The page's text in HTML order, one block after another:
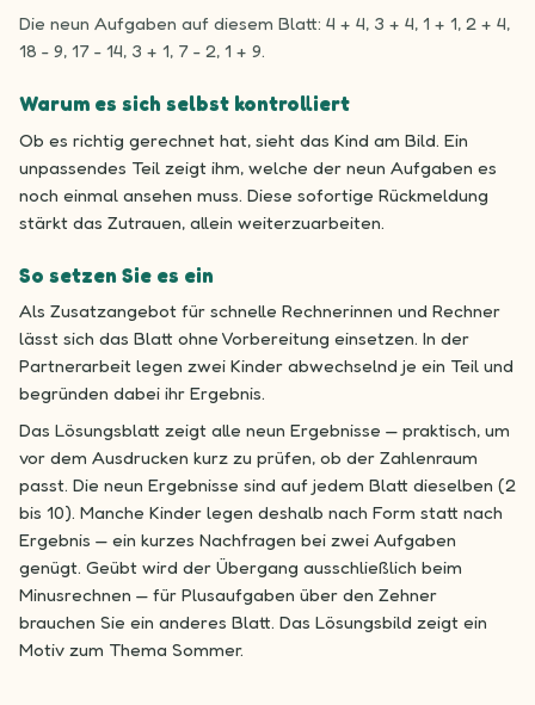
Die neun Aufgaben auf diesem Blatt: 4 + 4, 3 + 4, 1 + 1, 2 + 4,
18 - 9, 17 - 14, 3 + 1, 7 - 2, 1 + 9.
Warum es sich selbst kontrolliert
Ob es richtig gerechnet hat, sieht das Kind am Bild. Ein
unpassendes Teil zeigt ihm, welche der neun Aufgaben es
noch einmal ansehen muss. Diese sofortige Rückmeldung
stärkt das Zutrauen, allein weiterzuarbeiten.
So setzen Sie es ein
Als Zusatzangebot für schnelle Rechnerinnen und Rechner
lässt sich das Blatt ohne Vorbereitung einsetzen. In der
Partnerarbeit legen zwei Kinder abwechselnd je ein Teil und
begründen dabei ihr Ergebnis.
Das Lösungsblatt zeigt alle neun Ergebnisse — praktisch, um
vor dem Ausdrucken kurz zu prüfen, ob der Zahlenraum
passt. Die neun Ergebnisse sind auf jedem Blatt dieselben (2
bis 10). Manche Kinder legen deshalb nach Form statt nach
Ergebnis — ein kurzes Nachfragen bei zwei Aufgaben
genügt. Geübt wird der Übergang ausschließlich beim
Minusrechnen — für Plusaufgaben über den Zehner
brauchen Sie ein anderes Blatt. Das Lösungsbild zeigt ein
Motiv zum Thema Sommer.